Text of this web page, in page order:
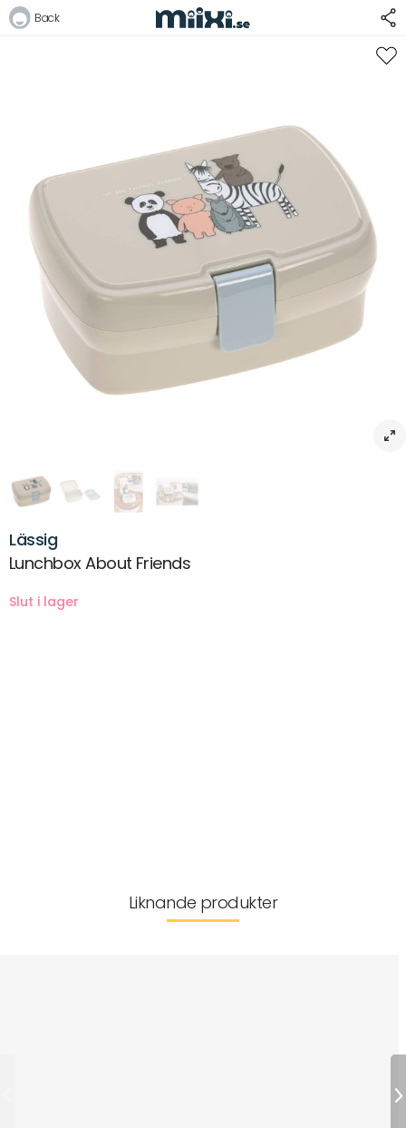
Lösenord
Logga in
Bli medlem i Club Miixi
Glömt ditt lösenord?
Ansök om att bli B2B-kund
Back
Lässig
Lunchbox About Friends
Liknande produkter